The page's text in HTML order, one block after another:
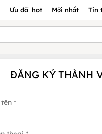
Ưu đãi hot Mới nhất Tin
ĐĂNG KÝ THÀNH